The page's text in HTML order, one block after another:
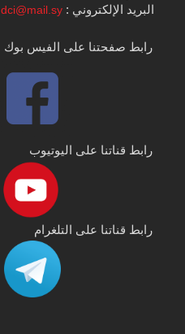
البريد الإلكتروني :dci@mail.sy
رابط صفحتنا على الفيس بوك
رابط قناتنا على اليوتيوب
رابط قناتنا على التلغرام